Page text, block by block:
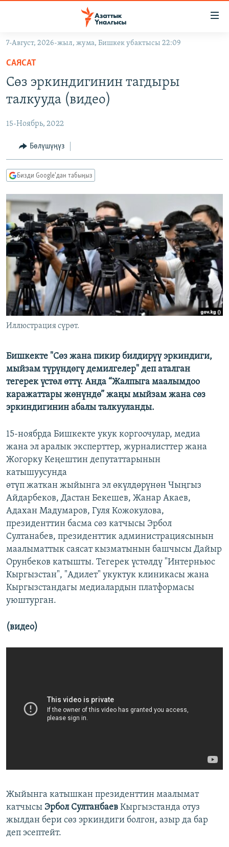
Навигацияга
өтүңүз
Издөөгө
салыңызКЫРГЫЗСТАН
ЭКОНОМИКА
МАДАНИЯТ
ДҮЙНӨ
БОРБОР АЗИЯ
УКРАИНА
АТАЙЫН ИЛИКТӨӨ
ТВ ПРОГРАММАЛАР
ЭКСПЕРТТЕР ТАЛДАЙТ
БИЗ ЖАНА ДҮЙНӨ
ДАНИСТЕ
ЭЖЕ-СИҢДИЛЕР
АЗАТТЫК+
ЫҢГАЙСЫЗ СУРООЛОР
ӨЗГӨЧӨ ПИКИР
Русский
ОНЛАЙН ШЕРИНЕ
ЭЕ/АРнун бардык сайттары
7-Август, 2026-жыл, жума, Бишкек убактысы 22:09
САЯСАТ
Сөз эркиндигинин тагдыры
талкууда (видео)
15-Ноябрь, 2022
Бөлүшүңүз
Бизди Google'дан табыңыз
Иллюстрация сүрөт.
Бишкекте "Сөз жана пикир билдирүү эркиндиги,
мыйзам түрүндөгү демилгелер" деп аталган
тегерек үстөл өттү. Анда “Жалпыга маалымдоо
каражаттары жөнүндө” жаңы мыйзам жана сөз
эркиндигинин абалы талкууланды.
15-ноябрда Бишкекте укук коргоочулар, медиа
жана эл аралык эксперттер, журналисттер жана
Жогорку Кеңештин депутаттарынын
катышуусунда
өтүп жаткан жыйынга эл өкүлдөрүнөн Чыңгыз
Айдарбеков, Дастан Бекешев, Жанар Акаев,
Адахан Мадумаров, Гуля Кожокулова,
президенттин басма сөз катчысы Эрбол
Султанабев, президенттик администрациясынын
маалыматтык саясат кызматынын башчысы Дайыр
Орунбеков катышты. Тегерек үстөлдү "Интерньюс
Кыргызстан", "Адилет" укуктук клиникасы жана
Кыргызстандагы медиалардын платформасы
уюштурган.
(видео)
Жыйынга катышкан президенттин маалымат
катчысы Эрбол Султанбаев Кыргызстанда отуз
жылдан бери сөз эркиндиги болгон, азыр да бар
деп эсептейт.